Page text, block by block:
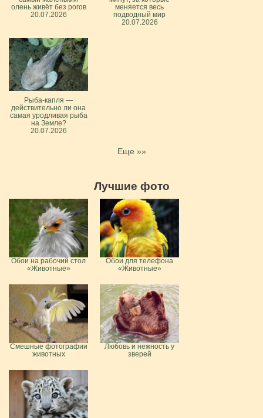
олень живёт без рогов
20.07.2026
меняется весь
подводный мир
20.07.2026
Рыба-капля —
действительно ли она
самая уродливая рыба
на Земле?
20.07.2026
Еще »»
Лучшие фото
Обои на рабочий стол
«Животные»
Обои для телефона
«Животные»
Смешные фотографии
животных
Любовь и нежность у
зверей